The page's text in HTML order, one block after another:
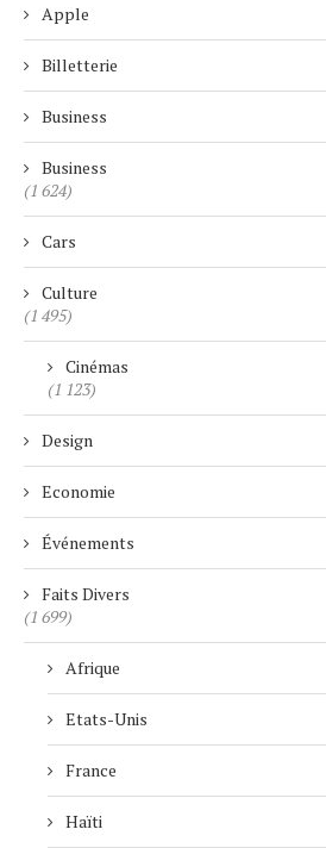
Apple
Billetterie
Business
Business
(1 624)
Cars
Culture
(1 495)
Cinémas
(1 123)
Design
Economie
Événements
Faits Divers
(1 699)
Afrique
Etats-Unis
France
Haïti